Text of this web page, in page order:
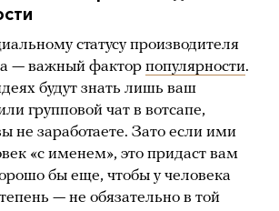
статусу производителя
— важный фактор популярности.
будут знать лишь ваш
групповой чат в вотсапе,
не заработаете. Зато если ими
«с именем», это придаст вам
бы еще, чтобы у человека
— не обязательно в той